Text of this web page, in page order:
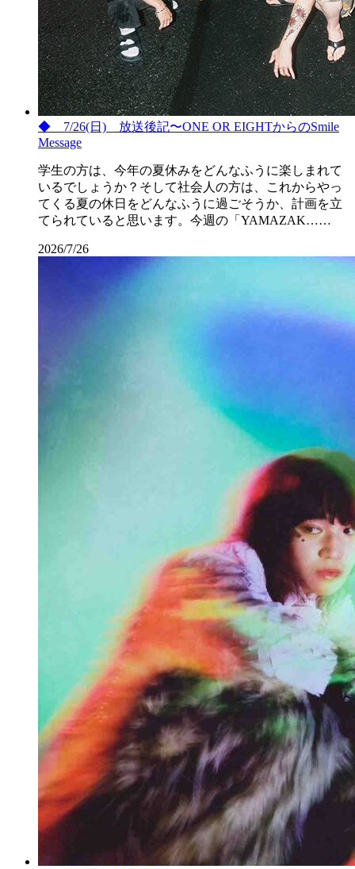
◆ 7/26(日) 放送後記〜ONE OR EIGHTからのSmile
Message
学生の方は、今年の夏休みをどんなふうに楽しまれて
いるでしょうか？そして社会人の方は、これからやっ
てくる夏の休日をどんなふうに過ごそうか、計画を立
てられていると思います。今週の「YAMAZAK……
2026/7/26